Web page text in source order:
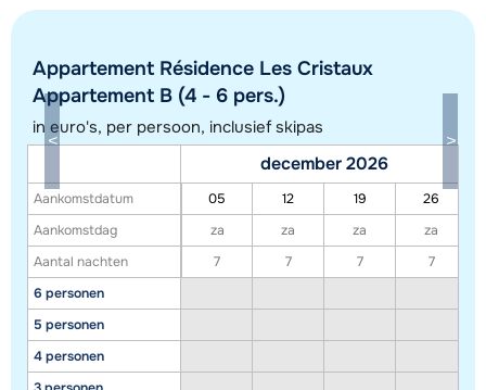
Toon alle accommodaties in dit gebied
Deze kaart geeft een indicatie van de ligging van onze accommodaties. De
exacte locatie kan enigszins afwijken.
Appartement Résidence Les Cristaux
Appartement B (4 - 6 pers.)
in euro's, per persoon, inclusief skipas
Aankomstdatum
Aankomstdag
Aantal nachten
6 personen
5 personen
4 personen
december 2026
05 12 19
26
za
za za
za
7
7 7 7